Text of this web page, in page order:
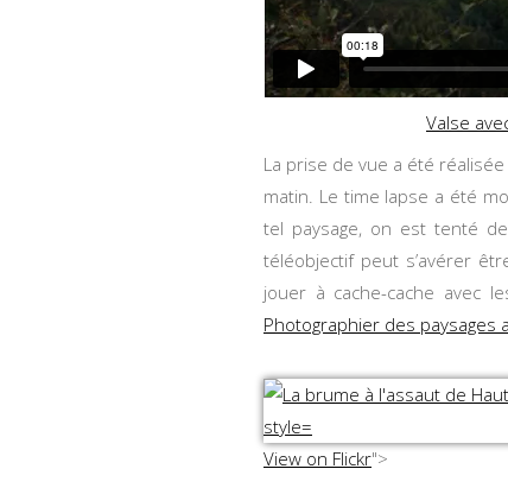
Valse
La prise de vue a été
matin. Le time lapse a été
tel paysage, on est tenté
téléobjectif peut s’avérer
jouer à cache-cache avec
Photographier des paysages
View on Flickr">